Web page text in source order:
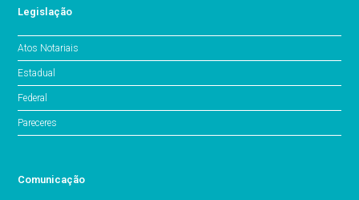
Legislação
Atos Notariais
Estadual
Federal
Pareceres
Comunicação